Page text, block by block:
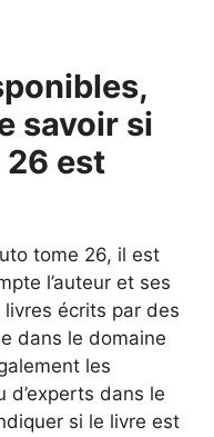
savoir si
26 est
tome 26, il est
l’auteur et ses
écrits par des
dans le domaine
les
d’experts dans le
si le livre est